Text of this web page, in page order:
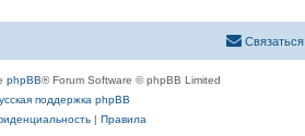
phpBB® Forum Software © phpBB Limited
поддержка phpBB
| Правила